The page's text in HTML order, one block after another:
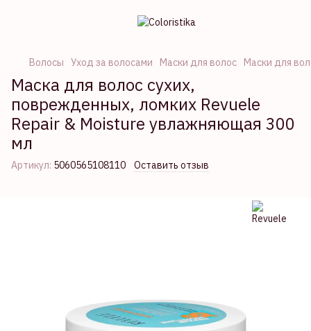
Волосы Уход за волосами Маски для волос Маски для
Маска для волос сухих,
поврежденных, ломких Revuele
Repair & Moisture увлажняющая 300
мл
Артикул: 5060565108110 Оставить отзыв